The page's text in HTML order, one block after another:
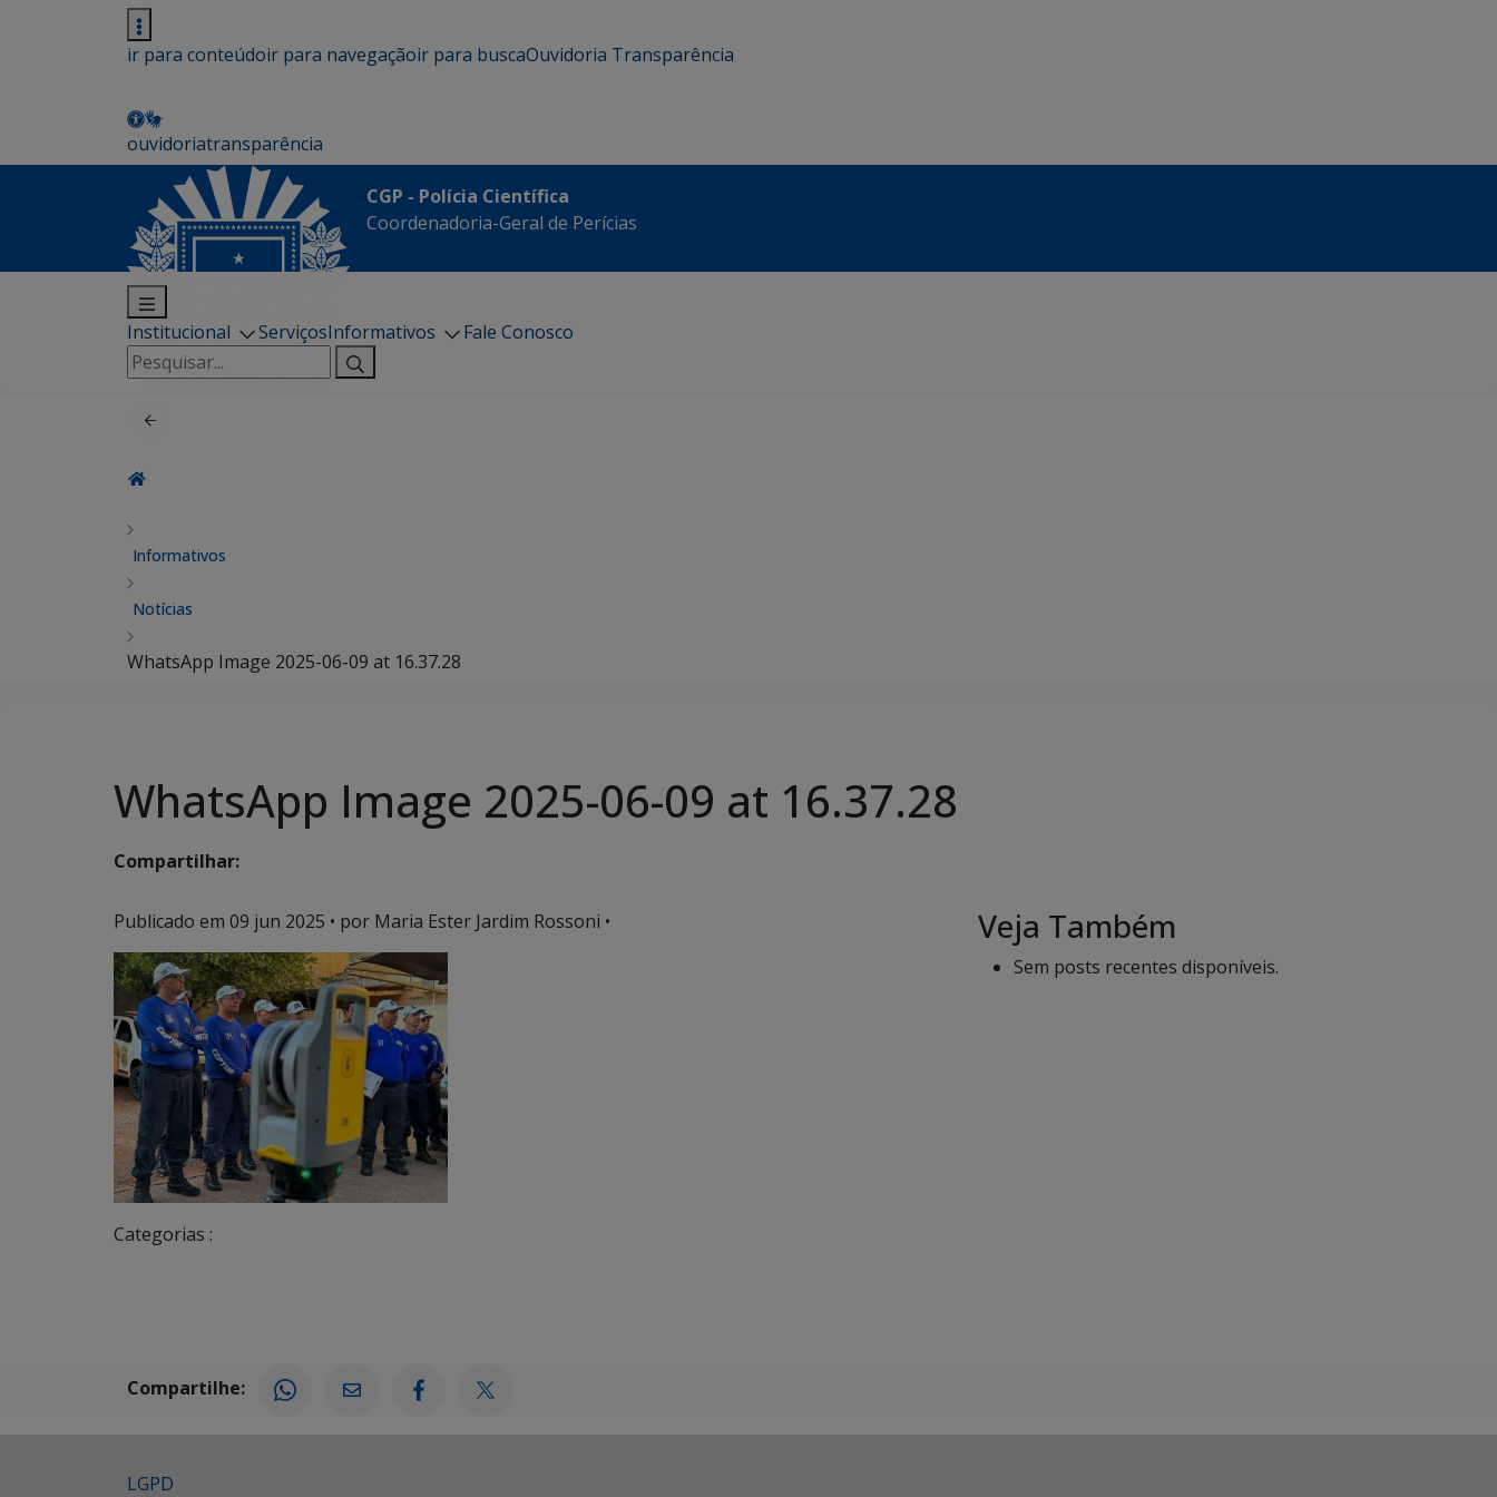
ir para conteúdoir para navegaçãoir para buscaOuvidoria Transparência
ouvidoriatransparência
CGP - Polícia Científica
Coordenadoria-Geral de Perícias
Institucional ServiçosInformativos
Fale Conosco
Pesquisar
por:
Informativos
Notícias
WhatsApp Image 2025-06-09 at 16.37.28
WhatsApp Image 2025-06-09 at 16.37.28
Compartilhar:
Publicado em 09 jun 2025 • por Maria Ester Jardim Rossoni •
Categorias :
Veja Também
Sem posts recentes disponíveis.
Compartilhe:
LGPD